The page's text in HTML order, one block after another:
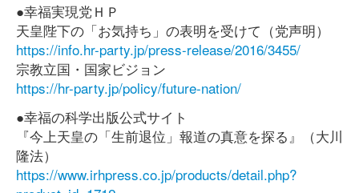
●幸福実現党ＨＰ
天皇陛下の「お気持ち」の表明を受けて（党声明）
https://info.hr-party.jp/press-release/2016/3455/
宗教立国・国家ビジョン
https://hr-party.jp/policy/future-nation/
●幸福の科学出版公式サイト
『今上天皇の「生前退位」報道の真意を探る』（大川
隆法）
https://www.irhpress.co.jp/products/detail.php?